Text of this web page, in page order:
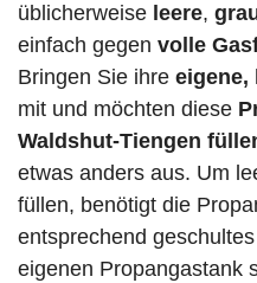
üblicherweise leere,
einfach gegen volle
Bringen Sie ihre eigene,
mit und möchten diese
Waldshut-Tiengen
etwas anders aus. Um
füllen, benötigt die
entsprechend
eigenen Propangastank